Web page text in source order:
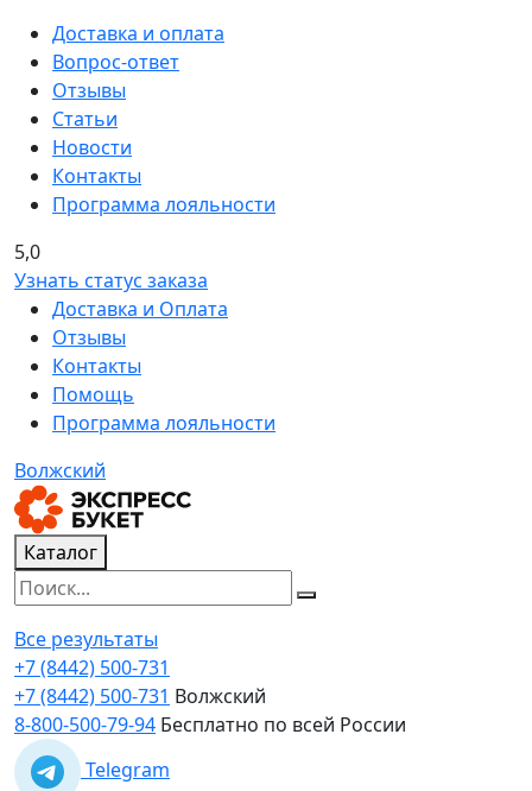
Доставка и оплата
Вопрос-ответ
Отзывы
Статьи
Новости
Контакты
Программа лояльности
5,0
Узнать статус заказа
Доставка и Оплата
Отзывы
Контакты
Помощь
Программа лояльности
Волжский
Каталог
Все результаты
+7 (8442) 500-731
+7 (8442) 500-731 Волжский
8-800-500-79-94 Бесплатно по всей России
Telegram